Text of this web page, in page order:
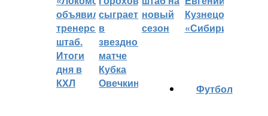
объявил
тренерский
штаб.
Итоги
дня в
КХЛ
сыграет
в
звездном
матче
Кубка
Овечкина
новый
сезон
Кузнецов
«Сибири»?
Футбол